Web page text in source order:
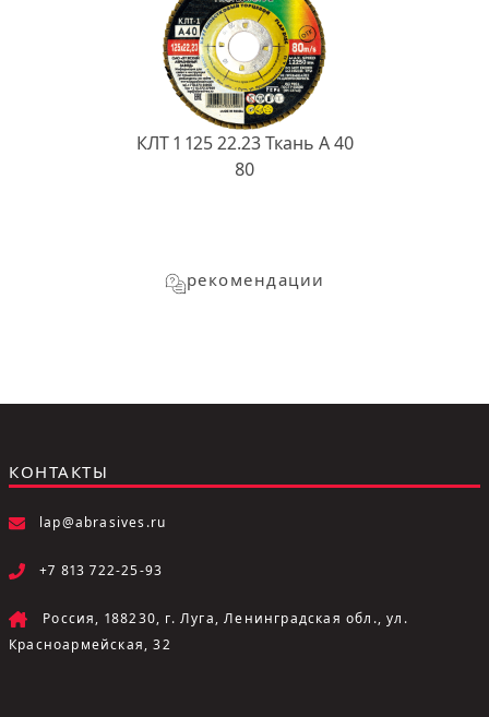
КЛТ 1 125 22.23 Ткань A 40
80
рекомендации
КОНТАКТЫ
lap@abrasives.ru
+7 813 722-25-93
Россия, 188230, г. Луга, Ленинградская обл., ул.
Красноармейская, 32